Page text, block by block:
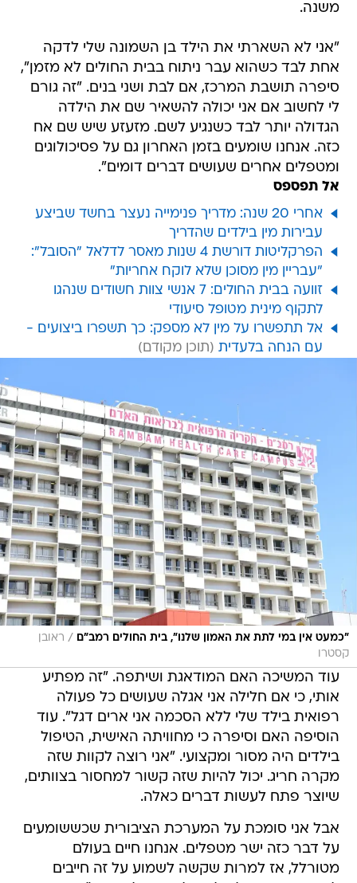
משנה.
"אני לא השארתי את הילד בן השמונה שלי לדקה
אחת לבד כשהוא עבר ניתוח בבית החולים לא מזמן",
סיפרה תושבת המרכז, אם לבת ושני בנים. "זה גורם
לי לחשוב אם אני יכולה להשאיר שם את הילדה
הגדולה יותר לבד כשנגיע לשם. מזעזע שיש שם אח
כזה. אנחנו שומעים בזמן האחרון גם על פסיכולוגים
ומטפלים אחרים שעושים דברים דומים".
אל תפספס
אחרי 20 שנה: מדריך פנימייה נעצר בחשד שביצע
עבירות מין בילדים שהדריך
הפרקליטות דורשת 4 שנות מאסר לדלאל "הסובל":
"עבריין מין מסוכן שלא לוקח אחריות"
זוועה בבית החולים: 7 אנשי צוות חשודים שנהגו
לתקוף מינית מטופל סיעודי
אל תתפשרו על מין לא מספק: כך תשפרו ביצועים -
עם הנחה בלעדית
"כמעט אין במי לתת את האמון שלנו", בית החולים רמב"ם / ראובן
קסטרו
עוד המשיכה האם המודאגת ושיתפה. "זה מפתיע
אותי, כי אם חלילה אני אגלה שעושים כל פעולה
רפואית בילד שלי ללא הסכמה אני ארים דגל". עוד
הוסיפה האם וסיפרה כי מחוויתה האישית, הטיפול
בילדים היה מסור ומקצועי. "אני רוצה לקוות שזה
מקרה חריג. יכול להיות שזה קשור למחסור בצוותים,
שיוצר פתח לעשות דברים כאלה.
אבל אני סומכת על המערכת הציבורית שכששומעים
על דבר כזה ישר מטפלים. אנחנו חיים בעולם
מטורלל, אז למרות שקשה לשמוע על זה חייבים